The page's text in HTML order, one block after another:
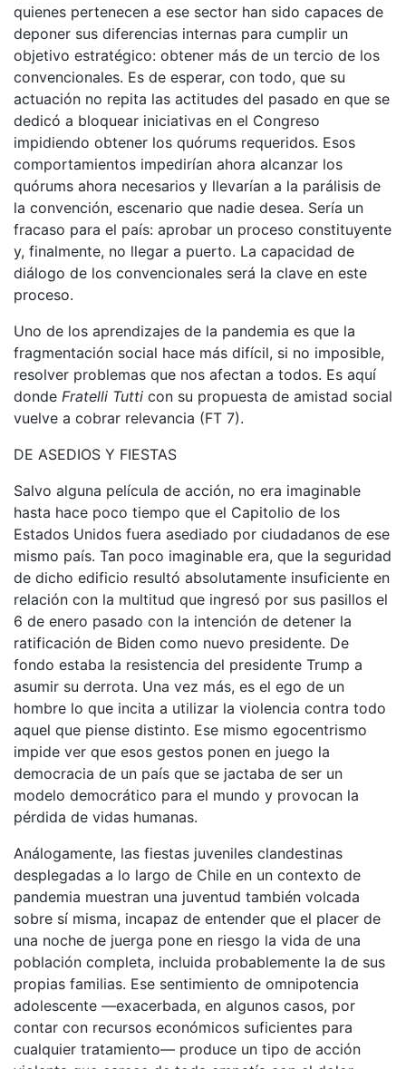
quienes pertenecen a ese sector han sido capaces de
deponer sus diferencias internas para cumplir un
objetivo estratégico: obtener más de un tercio de los
convencionales. Es de esperar, con todo, que su
actuación no repita las actitudes del pasado en que se
dedicó a bloquear iniciativas en el Congreso
impidiendo obtener los quórums requeridos. Esos
comportamientos impedirían ahora alcanzar los
quórums ahora necesarios y llevarían a la parálisis de
la convención, escenario que nadie desea. Sería un
fracaso para el país: aprobar un proceso constituyente
y, finalmente, no llegar a puerto. La capacidad de
diálogo de los convencionales será la clave en este
proceso.
Uno de los aprendizajes de la pandemia es que la
fragmentación social hace más difícil, si no imposible,
resolver problemas que nos afectan a todos. Es aquí
donde Fratelli Tutti con su propuesta de amistad social
vuelve a cobrar relevancia (FT 7).
DE ASEDIOS Y FIESTAS
Salvo alguna película de acción, no era imaginable
hasta hace poco tiempo que el Capitolio de los
Estados Unidos fuera asediado por ciudadanos de ese
mismo país. Tan poco imaginable era, que la seguridad
de dicho edificio resultó absolutamente insuficiente en
relación con la multitud que ingresó por sus pasillos el
6 de enero pasado con la intención de detener la
ratificación de Biden como nuevo presidente. De
fondo estaba la resistencia del presidente Trump a
asumir su derrota. Una vez más, es el ego de un
hombre lo que incita a utilizar la violencia contra todo
aquel que piense distinto. Ese mismo egocentrismo
impide ver que esos gestos ponen en juego la
democracia de un país que se jactaba de ser un
modelo democrático para el mundo y provocan la
pérdida de vidas humanas.
Análogamente, las fiestas juveniles clandestinas
desplegadas a lo largo de Chile en un contexto de
pandemia muestran una juventud también volcada
sobre sí misma, incapaz de entender que el placer de
una noche de juerga pone en riesgo la vida de una
población completa, incluida probablemente la de sus
propias familias. Ese sentimiento de omnipotencia
adolescente —exacerbada, en algunos casos, por
contar con recursos económicos suficientes para
cualquier tratamiento— produce un tipo de acción